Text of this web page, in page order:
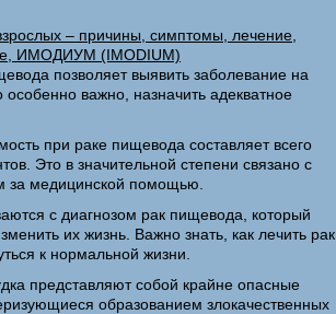
– причины, симптомы, лечение,
ИМОДИУМ (IMODIUM)
позволяет выявить заболевание на
особенно важно, назначить адекватное
при раке пищевода составляет всего
Это в значительной степени связано с
за медицинской помощью.
с диагнозом рак пищевода, который
их жизнь. Важно знать, как лечить рак
к нормальной жизни.
представляют собой крайне опасные
образованием злокачественных